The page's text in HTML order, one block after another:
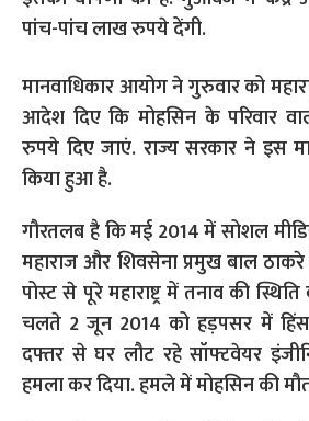
पांच-पांच लाख रुपये देंगी.
मानवाधिकार आयोग ने गुरुवार को
आदेश दिए कि मोहसिन के परिवार
रुपये दिए जाएं. राज्य सरकार ने इस
किया हुआ है.
गौरतलब है कि मई 2014 में सोशल
महाराज और शिवसेना प्रमुख बाल
पोस्ट से पूरे महाराष्ट्र में तनाव की
चलते 2 जून 2014 को हड़पसर में
दफ्तर से घर लौट रहे सॉफ्टवेयर
हमला कर दिया. हमले में मोहसिन की